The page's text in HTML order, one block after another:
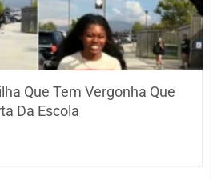
Que Tem Vergonha Que
Da Escola